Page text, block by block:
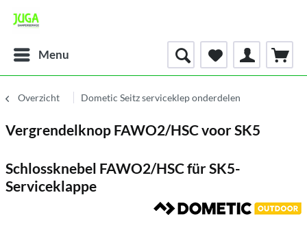
Menu
Overzicht Dometic Seitz serviceklep onderdelen
Vergrendelknop FAWO2/HSC voor SK5
Schlossknebel FAWO2/HSC für SK5-
Serviceklappe